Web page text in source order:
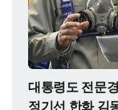
대통령도 전문
정기선 한화 김